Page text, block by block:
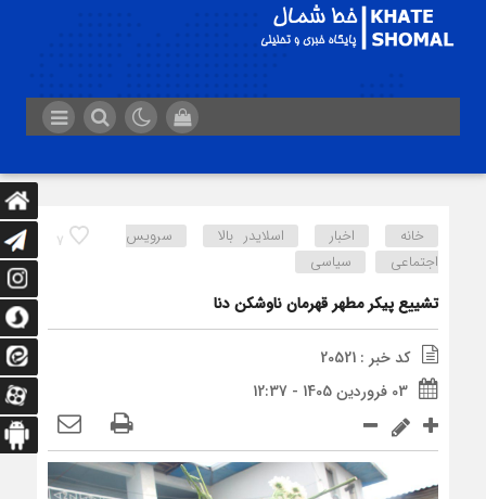
7 خانه اخبار اسلایدر بالا
سرویس
اجتماعی
سیاسی
تشییع پیکر مطهر قهرمان ناوشکن دنا
کد خبر : 20521
03 فروردین 1405 - 12:37